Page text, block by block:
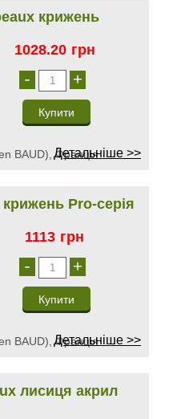
крижень
1028.20 грн
- +
BAUD), Франція
Детальніше >>
Pro-серія
1113 грн
- +
BAUD), Франція
Детальніше >>
лисиця акрил